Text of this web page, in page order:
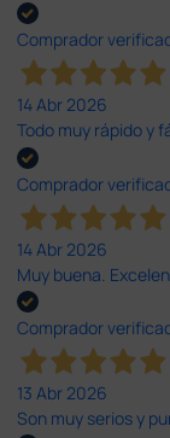
Comprador
14 Abr 2026
Todo muy rápido y
Comprador
14 Abr 2026
Muy buena.
Comprador
13 Abr 2026
Son muy serios y